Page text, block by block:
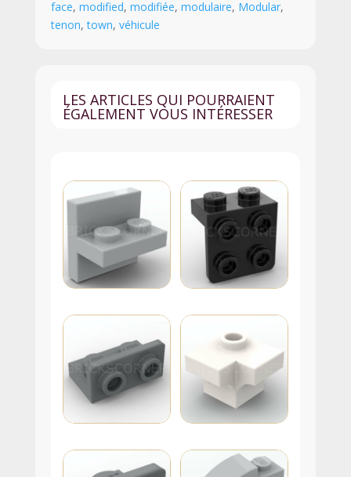
sur
une
-
Brun
face, modified, modifiée, modulaire, Modular,
tenon,town, véhicule
LES ARTICLES QUI POURRAIENT
ÉGALEMENT VOUS INTÉRESSER